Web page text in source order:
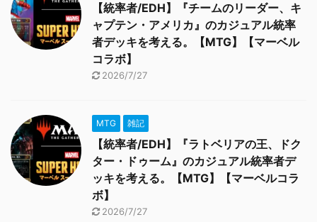
【統率者/EDH】『チームのリーダー、キ
ャプテン・アメリカ』のカジュアル統率
者デッキを考える。【MTG】【マーベル
コラボ】
2026/7/27
MTG 雑記
【統率者/EDH】『ラトベリアの王、ドク
ター・ドゥーム』のカジュアル統率者デ
ッキを考える。【MTG】【マーベルコラ
ボ】
2026/7/27